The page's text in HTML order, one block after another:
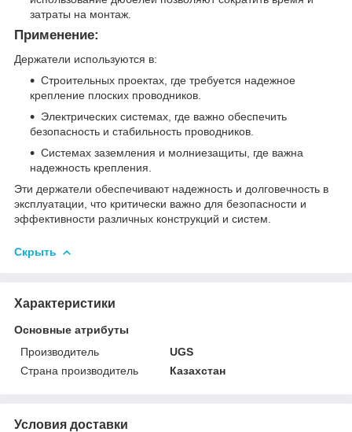
затраты на монтаж.
Применение:
Держатели используются в:
Строительных проектах, где требуется надежное
крепление плоских проводников.
Электрических системах, где важно обеспечить
безопасность и стабильность проводников.
Системах заземления и молниезащиты, где важна
надежность крепления.
Эти держатели обеспечивают надежность и долговечность в
эксплуатации, что критически важно для безопасности и
эффективности различных конструкций и систем.
Скрыть
Характеристики
Основные атрибуты
Производитель
UGS
Страна производитель
Казахстан
Условия доставки